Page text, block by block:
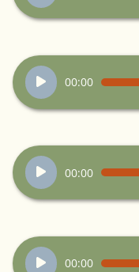
Audiospeler
00:00
Audiospeler
00:00
Audiospeler
00:00